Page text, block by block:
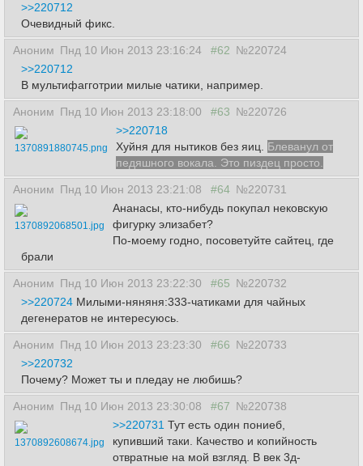
>>220712
Очевидный фикс.
Аноним Пнд 10 Июн 2013 23:16:24 #62 №220724
>>220712
В мультифагготрии милые чатики, например.
Аноним Пнд 10 Июн 2013 23:18:00 #63 №220726
1370891880745.png
>>220718
Хуйня для нытиков без яиц. Блеванул от
педяшного вокала. Это пиздец просто.
Аноним Пнд 10 Июн 2013 23:21:08 #64 №220731
1370892068501.jpg
Ананасы, кто-нибудь покупал нековскую
фигурку элизабет?
По-моему годно, посоветуйте сайтец, где
брали
Аноним Пнд 10 Июн 2013 23:22:30 #65 №220732
>>220724 Милыми-няняня:333-чатиками для чайных
дегенератов не интересуюсь.
Аноним Пнд 10 Июн 2013 23:23:30 #66 №220733
>>220732
Почему? Может ты и пледау не любишь?
Аноним Пнд 10 Июн 2013 23:30:08 #67 №220738
1370892608674.jpg
>>220731 Тут есть один пониеб,
купивший таки. Качество и копийность
отвратные на мой взгляд. В век 3д-